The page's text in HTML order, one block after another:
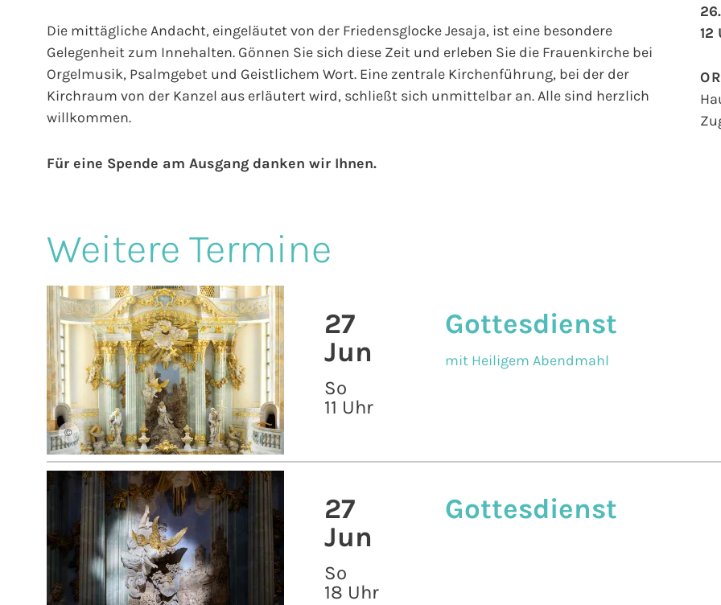
Die mittägliche Andacht, eingeläutet von der Friedensglocke Jesaja, ist eine besondere
Gelegenheit zum Innehalten. Gönnen Sie sich diese Zeit und erleben Sie die Frauenkirche bei
Orgelmusik, Psalmgebet und Geistlichem Wort. Eine zentrale Kirchenführung, bei der der
Kirchraum von der Kanzel aus erläutert wird, schließt sich unmittelbar an. Alle sind herzlich
willkommen.
Für eine Spende am Ausgang danken wir Ihnen.
12
Weitere Termine
©
27
Jun
So
11 Uhr
Gottesdienst
mit Heiligem Abendmahl
27
Jun
So
18 Uhr
Gottesdienst